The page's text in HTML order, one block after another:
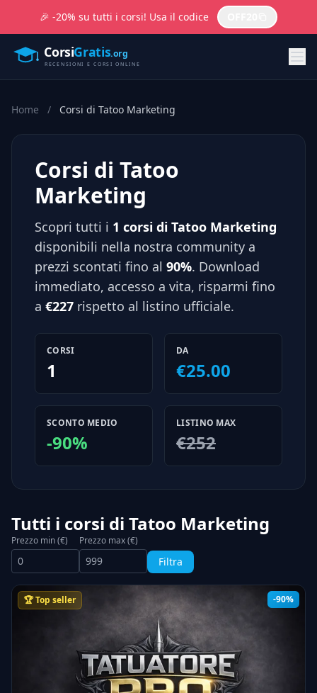
🎉 -20% su tutti i corsi! Usa il codice
Home / Corsi di Tatoo Marketing
Corsi di Tatoo
Marketing
Scopri tutti i 1 corsi di Tatoo Marketing
disponibili nella nostra community a
prezzi scontati fino al 90%. Download
immediato, accesso a vita, risparmi fino
a €227 rispetto al listino ufficiale.
CORSI
1
DA
€25.00
SCONTO MEDIO
-90%
LISTINO MAX
€252
Tutti i corsi di Tatoo Marketing
Prezzo min (€) Prezzo max (€)
Filtra
-90%
🏆 Top seller